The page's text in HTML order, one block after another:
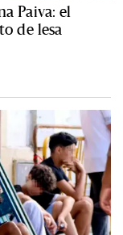
Paiva: el
de lesa